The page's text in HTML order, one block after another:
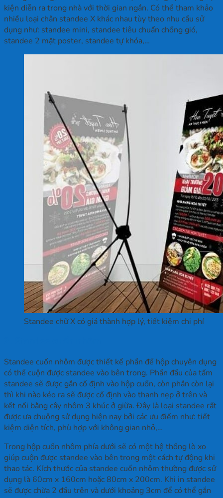
kiện diễn ra trong nhà với thời gian ngắn. Có thể tham khảo
nhiều loại chân standee X khác nhau tùy theo nhu cầu sử
dụng như: standee mini, standee tiêu chuẩn chống gió,
standee 2 mặt poster, standee tự khóa,…
Standee chữ X có giá thành hợp lý, tiết kiệm chi phí
Standee cuốn nhôm được thiết kế phần đế hộp chuyên dụng
có thể cuộn được standee vào bên trong. Phần đầu của tấm
standee sẽ được gắn cố định vào hộp cuốn, còn phần còn lại
thì khi nào kéo ra sẽ được cố định vào thanh nẹp ở trên và
kết nối bằng cây nhôm 3 khúc ở giữa. Đây là loại standee rất
được ưa chuộng sử dụng hiện nay bởi các ưu điểm như: tiết
kiệm diện tích, phù hợp với không gian nhỏ,…
Trong hộp cuốn nhôm phía dưới sẽ có một hệ thống lò xo
giúp cuộn được standee vào bên trong một cách tự động khi
thao tác. Kích thước của standee cuốn nhôm thường được sử
dụng là 60cm x 160cm hoặc 80cm x 200cm. Khi in standee
sẽ được chừa 2 đầu trên và dưới khoảng 3cm để có thể gắn